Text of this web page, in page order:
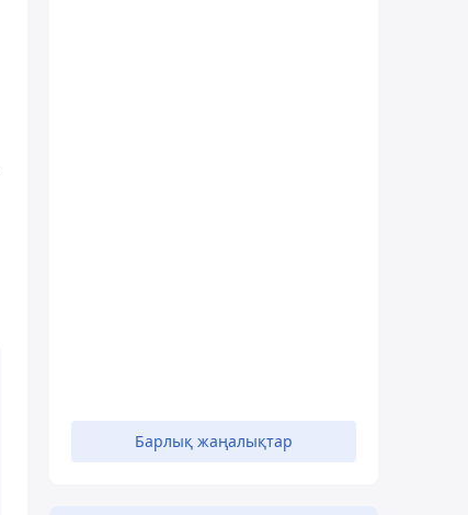
Барлық жаңалықтар